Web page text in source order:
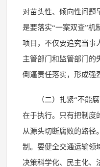
对苗头性、倾向性问题
是要落实“一案双查”机
项目，不仅要追究当事
主管部门和监管部门的
倒逼责任落实，形成强
（二）扎紧“不能
在于执行。只有把制度
从源头切断腐败的路径
制。要健全交通运输领
决策科学化、民主化、